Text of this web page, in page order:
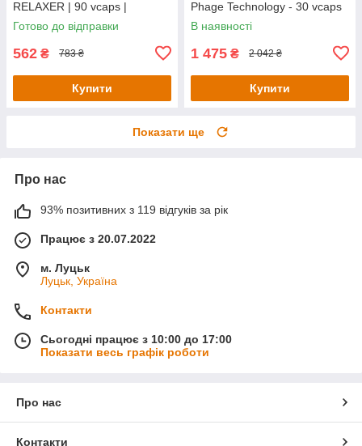
RELAXER | 90 vcaps |
Готово до відправки
562 ₴ 783 ₴
Купити
Phage Technology - 30 vcaps
В наявності
1 475 ₴ 2 042 ₴
Купити
Показати ще
Про нас
93% позитивних з 119 відгуків за рік
Працює з 20.07.2022
м. Луцьк
Луцьк, Україна
Контакти
Сьогодні працює з 10:00 до 17:00
Показати весь графік роботи
Про нас
Контакти